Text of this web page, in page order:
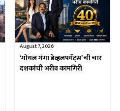
August 7, 2026
‘गोयल गंगा डेव्हलपमेंट्स’ ची चार
दशकांची भरीव कामगिरी